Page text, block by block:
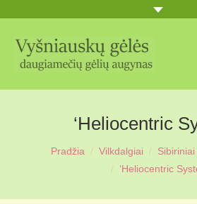
TITULINIS
GĖLIŲ
PRANEŠIMAI
‘Heliocentric
Pradžia Vilkdalgiai
‘Heliocentric